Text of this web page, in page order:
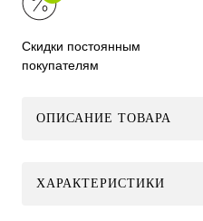
Скидки постоянным
покупателям
ОПИСАНИЕ ТОВАРА
ХАРАКТЕРИСТИКИ